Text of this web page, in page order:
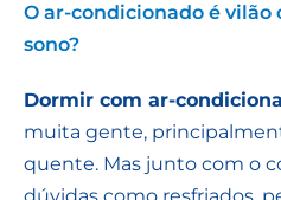
O ar-condicionado é vilão
sono?
Dormir com ar-
muita gente,
quente. Mas junto com o